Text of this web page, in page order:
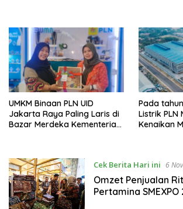
UMKM Binaan PLN UID
Jakarta Raya Paling Laris di
Bazar Merdeka Kementerian
Pada
Listrik PLN
Kenaikan
Cek Berita Hari ini 6
Omzet Penjualan
Pertamina SMEXPO